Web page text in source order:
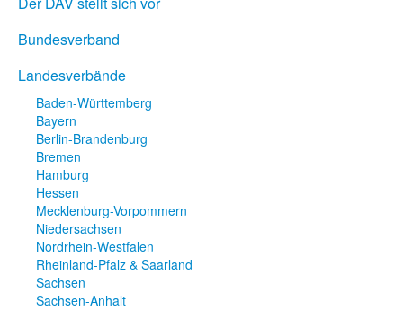
Bundesverband
Landesverbände
Baden-Württemberg
Bayern
Berlin-Brandenburg
Bremen
Hamburg
Hessen
Mecklenburg-Vorpommern
Niedersachsen
Nordrhein-Westfalen
Rheinland-Pfalz & Saarland
Sachsen
Sachsen-Anhalt